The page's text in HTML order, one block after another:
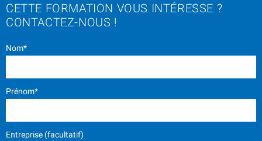
CETTE FORMATION VOUS INTÉRESSE ?
CONTACTEZ-NOUS !
Nom*
Prénom*
Entreprise (facultatif)